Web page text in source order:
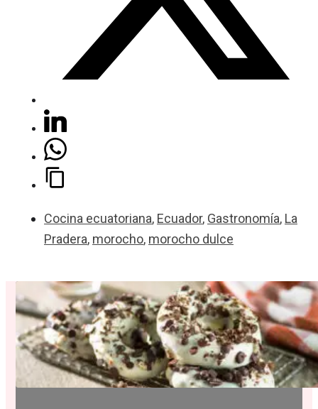
Cocina ecuatoriana, Ecuador, Gastronomía, La
Pradera, morocho, morocho dulce